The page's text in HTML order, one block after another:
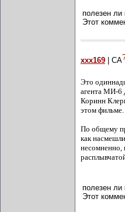
полезен ли
Этот
xxx169 | СА
Это
агента МИ-6
Коринн
этом фильме.
По общему
как
несомненно,
полезен ли
Этот